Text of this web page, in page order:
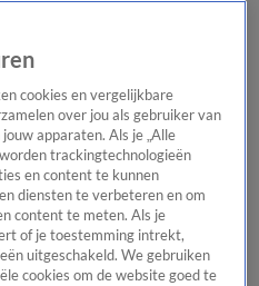
Het beste van Hart
Tip de
cookies en vergelijkbare
over jou als gebruiker van
apparaten. Als je „Alle
trackingtechnologieën
en content te kunnen
diensten te verbeteren en om
content te meten. Als je
of je toestemming intrekt,
uitgeschakeld. We gebruiken
cookies om de website goed te